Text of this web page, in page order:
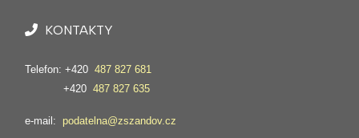
KONTAKTY
Telefon: +420 487 827 681
+420 487 827 635
e-mail: podatelna@zszandov.cz